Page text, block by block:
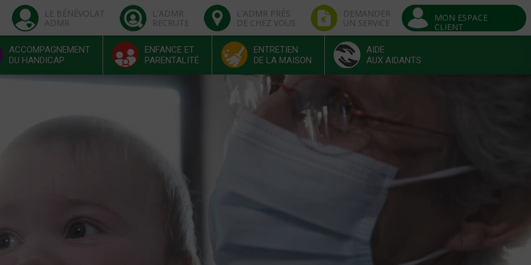
LE BÉNÉVOLAT
ADMR
L'ADMR
RECRUTE
L'ADMR PRÈS
DE CHEZ VOUS
DEMANDER
UN SERVICE
MON ESPACE
CLIENT
ACCOMPAGNEMENT
DU HANDICAP
ENFANCE ET
PARENTALITÉ
ENTRETIEN
DE LA MAISON
AIDE
AUX AIDANTS